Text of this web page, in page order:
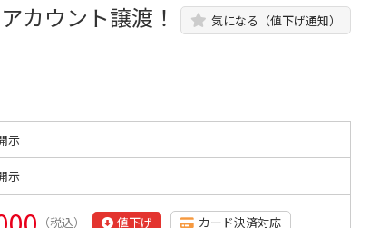
カウント譲渡！ 気になる（値下げ通知）
示
示
（税込） 値下げ
カード決済対応